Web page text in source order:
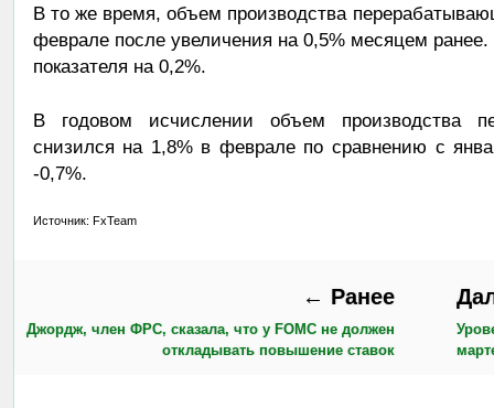
В то же время, объем производства
феврале после увеличения на 0,5% месяцем
показателя на 0,2%.
В годовом исчислении объем производства
снизился на 1,8% в феврале по сравнению с
-0,7%.
Источник: FxTeam
← Ранее
Джордж, член ФРС, сказала, что у FOMC не должен
откладывать повышение ставок